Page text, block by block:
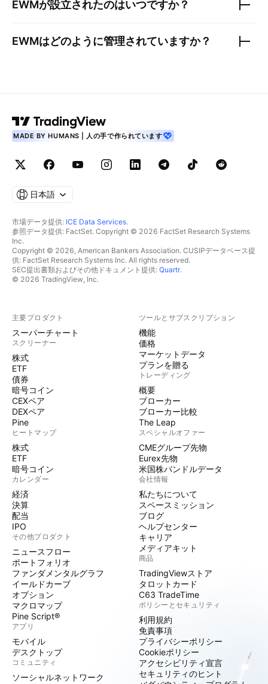
EWMが設立されたのはいつですか？
EWMはどのように管理されていますか？
MADE BY HUMANS | 人の手で作られています
日本語
市場データ提供: ICE Data Services.
参照データ提供: FactSet. Copyright © 2026 FactSet Research Systems
Inc.
Copyright © 2026, American Bankers Association. CUSIPデータベース提
供: FactSet Research Systems Inc. All rights reserved.
SEC提出書類およびその他ドキュメント提供: Quartr.
© 2026 TradingView, Inc.
主要プロダクト
スーパーチャート
スクリーナー
株式
ETF
債券
暗号コイン
CEXペア
DEXペア
Pine
ヒートマップ
株式
ETF
暗号コイン
カレンダー
経済
決算
配当
IPO
その他プロダクト
ニュースフロー
ポートフォリオ
ファンダメンタルグラフ
イールドカーブ
オプション
マクロマップ
Pine Script®
アプリ
モバイル
デスクトップ
コミュニティ
ソーシャルネットワーク
ツールとサブスクリプション
機能
価格
マーケットデータ
プランを贈る
トレーディング
概要
ブローカー
ブローカー比較
The Leap
スペシャルオファー
CMEグループ先物
Eurex先物
米国株バンドルデータ
会社情報
私たちについて
スペースミッション
ブログ
ヘルプセンター
キャリア
メディアキット
商品
TradingViewストア
タロットカード
C63 TradeTime
ポリシーとセキュリティ
利用規約
免責事項
プライバシーポリシー
Cookieポリシー
アクセシビリティ宣言
セキュリティのヒント